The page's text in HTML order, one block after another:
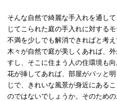
そんな自然で綺麗な手入れを通し
じてこられた庭の手入れに対する
不満を少しでも解消できればと考え
木々が自然で庭が美しくあれば、
すし、そこに住まう人の住環境も
花が挿してあれば、部屋がパッと
じで、きれいな風景が身近にある
のではないでしょうか。そのため